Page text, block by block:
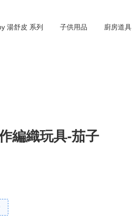
湯舒皮 系列 子供用品 廚房道具
編織玩具-茄子